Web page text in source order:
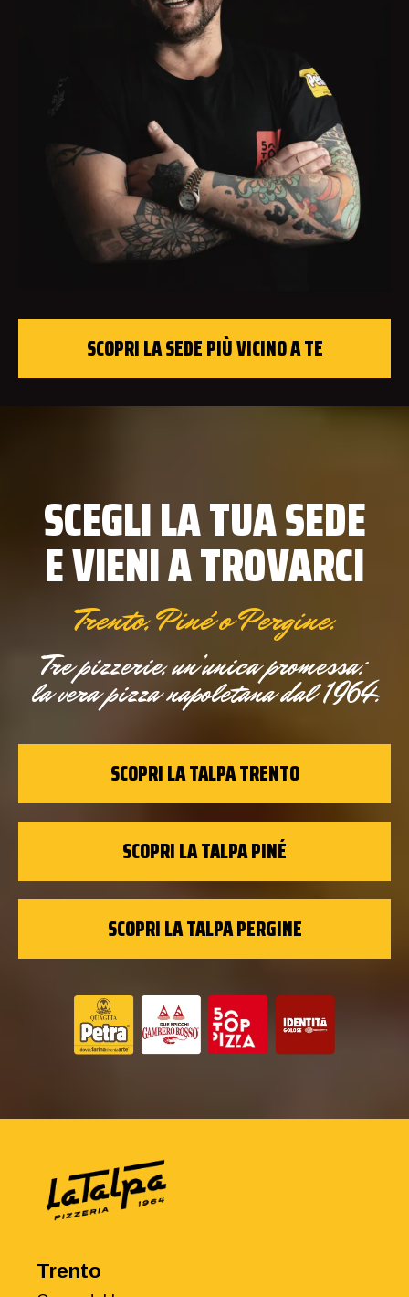
SCOPRI LA SEDE PIÙ VICINO A TE
SCEGLI LA TUA SEDE
E VIENI A TROVARCI
Trento, Piné o Pergine.
Tre pizzerie, un’unica promessa:
la vera pizza napoletana dal 1964.
SCOPRI LA TALPA TRENTO
SCOPRI LA TALPA PINÉ
SCOPRI LA TALPA PERGINE
Trento